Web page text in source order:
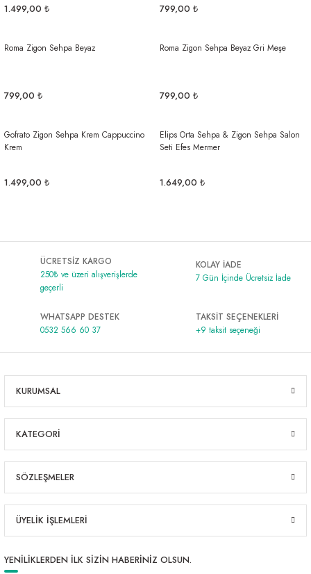
1.499,00 ₺ 799,00 ₺
Roma Zigon Sehpa Beyaz
799,00 ₺
Roma Zigon Sehpa Beyaz Gri Meşe
799,00 ₺
Gofrato Zigon Sehpa Krem Cappuccino
Krem
1.499,00 ₺
Elips Orta Sehpa & Zigon Sehpa Salon
Seti Efes Mermer
1.649,00 ₺
ÜCRETSİZ KARGO
250₺ ve üzeri alışverişlerde
geçerli
KOLAY İADE
7 Gün İçinde Ücretsiz İade
WHATSAPP DESTEK
0532 566 60 37
TAKSİT SEÇENEKLERİ
+9 taksit seçeneği
KURUMSAL
KATEGORİ
SÖZLEŞMELER
ÜYELİK İŞLEMLERİ
YENİLİKLERDEN İLK SİZİN HABERİNİZ OLSUN.